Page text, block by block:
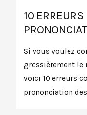
10
Si vous voulez
grossièrement le
voici 10 erreurs
prononciation